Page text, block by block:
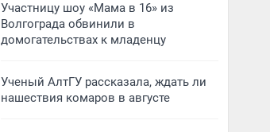
Участницу шоу «Мама в 16» из
Волгограда обвинили в
домогательствах к младенцу
Ученый АлтГУ рассказала, ждать ли
нашествия комаров в августе